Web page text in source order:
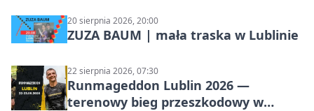
20 sierpnia 2026, 20:00
ZUZA BAUM | mała traska w Lublinie
22 sierpnia 2026, 07:30
Runmageddon Lublin 2026 —
terenowy bieg przeszkodowy w